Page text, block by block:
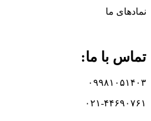
نماد‌های ما
تماس با ما:
۰۹۹۸۱۰۵۱۴۰۳
۰۲۱-۴۴۶۹۰۷۶۱